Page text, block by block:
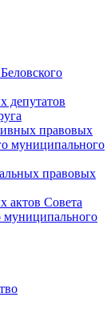
депутатов
правовых
муниципального
правовых
актов Совета
муниципального